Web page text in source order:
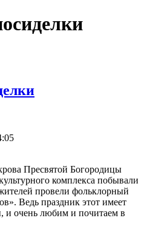
Пресвятой Богородицы
комплекса побывали
провели фольклорный
Ведь праздник этот имеет
и очень любим и почитаем в